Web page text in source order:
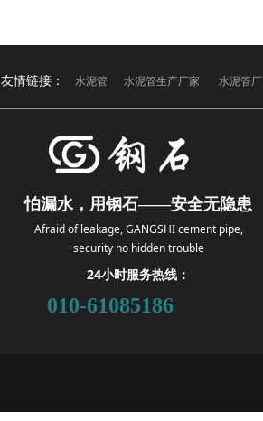
怕漏水，用钢石——安全无隐患
Afraid of leakage, GANGSHI cement pipe,
security no hidden trouble
24小时服务热线：
友情链接： 水泥管 水泥管生产厂家 水泥管厂
010-61085186